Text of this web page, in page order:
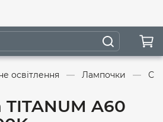
освітлення Лампочки
A60